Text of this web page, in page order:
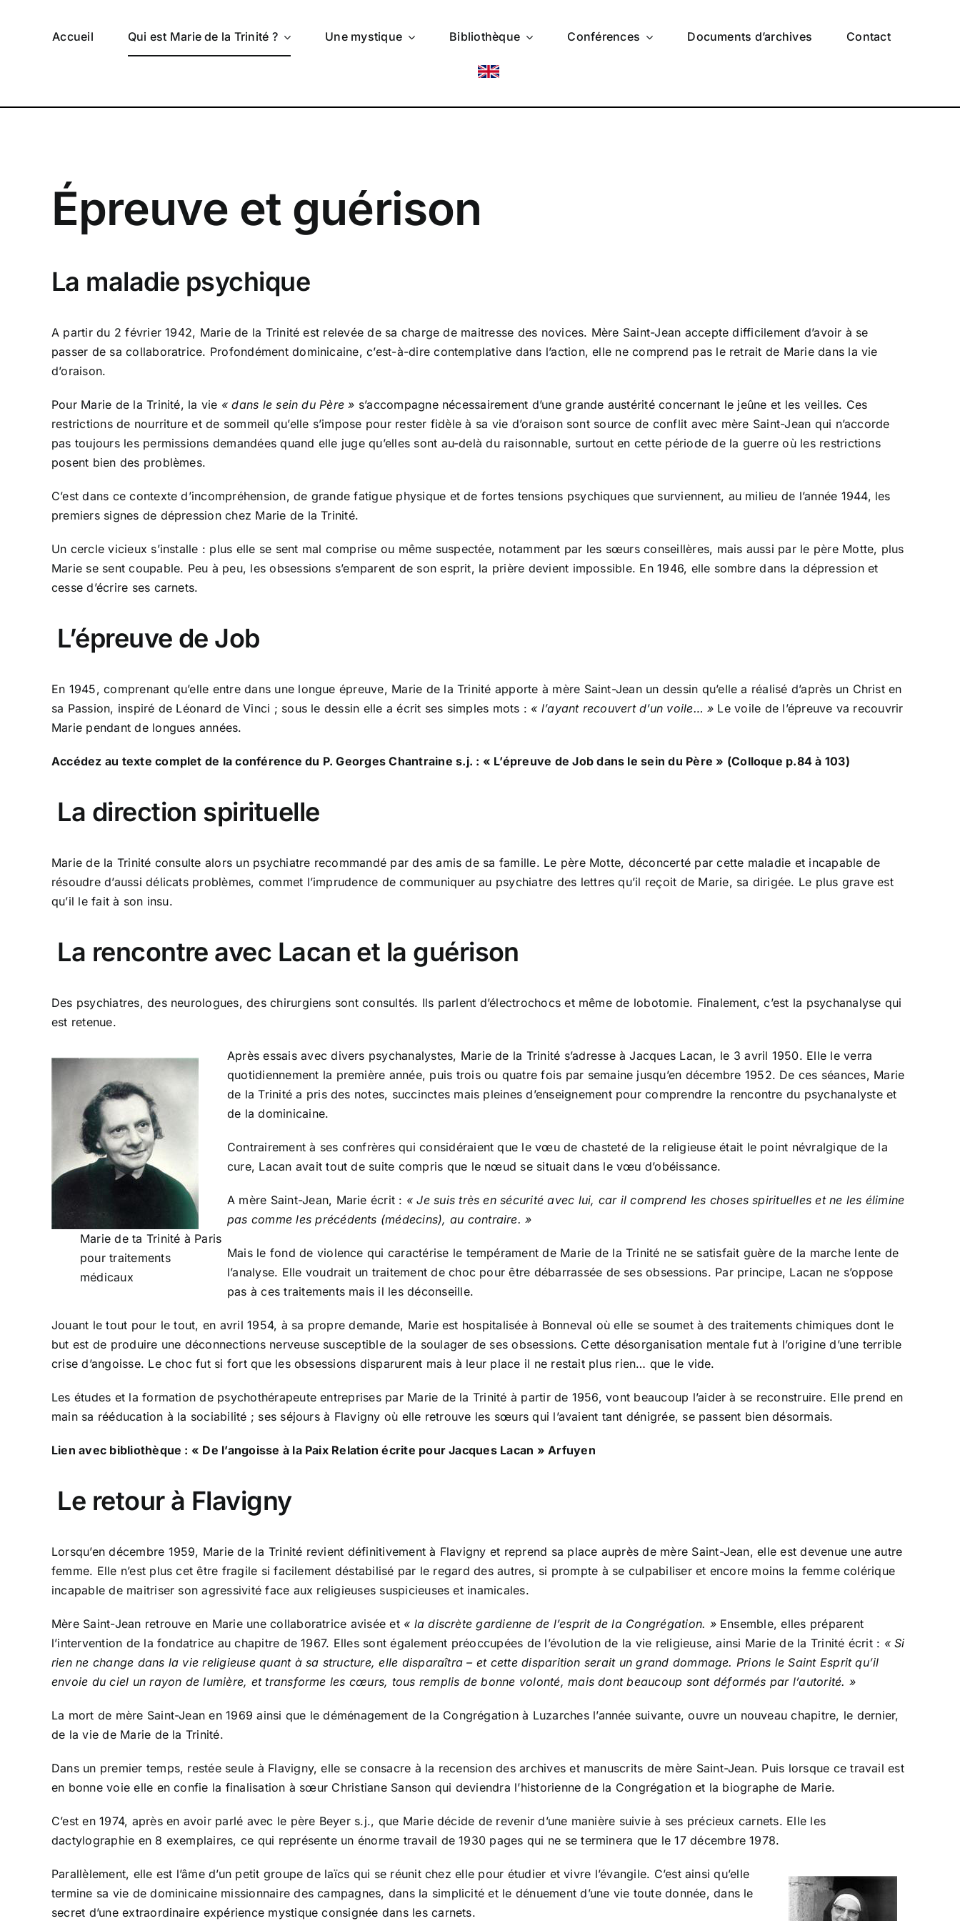
Accueil Qui est Marie de la Trinité ? Une mystique Bibliothèque Conférences Documents d’archives Contact
Épreuve et guérison
La maladie psychique
A partir du 2 février 1942, Marie de la Trinité est relevée de sa charge de maitresse des novices. Mère Saint-Jean accepte difficilement d’avoir à se
passer de sa collaboratrice. Profondément dominicaine, c’est-à-dire contemplative dans l’action, elle ne comprend pas le retrait de Marie dans la vie
d’oraison.
Pour Marie de la Trinité, la vie « dans le sein du Père » s’accompagne nécessairement d’une grande austérité concernant le jeûne et les veilles. Ces
restrictions de nourriture et de sommeil qu’elle s’impose pour rester fidèle à sa vie d’oraison sont source de conflit avec mère Saint-Jean qui n’accorde
pas toujours les permissions demandées quand elle juge qu’elles sont au-delà du raisonnable, surtout en cette période de la guerre où les restrictions
posent bien des problèmes.
C’est dans ce contexte d’incompréhension, de grande fatigue physique et de fortes tensions psychiques que surviennent, au milieu de l’année 1944, les
premiers signes de dépression chez Marie de la Trinité.
Un cercle vicieux s’installe : plus elle se sent mal comprise ou même suspectée, notamment par les sœurs conseillères, mais aussi par le père Motte, plus
Marie se sent coupable. Peu à peu, les obsessions s’emparent de son esprit, la prière devient impossible. En 1946, elle sombre dans la dépression et
cesse d’écrire ses carnets.
L’épreuve de Job
En 1945, comprenant qu’elle entre dans une longue épreuve, Marie de la Trinité apporte à mère Saint-Jean un dessin qu’elle a réalisé d’après un Christ en
sa Passion, inspiré de Léonard de Vinci ; sous le dessin elle a écrit ses simples mots : « l’ayant recouvert d’un voile… » Le voile de l’épreuve va recouvrir
Marie pendant de longues années.
Accédez au texte complet de la conférence du P. Georges Chantraine s.j. : « L’épreuve de Job dans le sein du Père » (Colloque p.84 à 103)
La direction spirituelle
Marie de la Trinité consulte alors un psychiatre recommandé par des amis de sa famille. Le père Motte, déconcerté par cette maladie et incapable de
résoudre d’aussi délicats problèmes, commet l’imprudence de communiquer au psychiatre des lettres qu’il reçoit de Marie, sa dirigée. Le plus grave est
qu’il le fait à son insu.
La rencontre avec Lacan et la guérison
Des psychiatres, des neurologues, des chirurgiens sont consultés. Ils parlent d’électrochocs et même de lobotomie. Finalement, c’est la psychanalyse qui
est retenue.
Marie de ta Trinité à Paris
pour traitements
médicaux
Après essais avec divers psychanalystes, Marie de la Trinité s’adresse à Jacques Lacan, le 3 avril 1950. Elle le verra
quotidiennement la première année, puis trois ou quatre fois par semaine jusqu’en décembre 1952. De ces séances, Marie
de la Trinité a pris des notes, succinctes mais pleines d’enseignement pour comprendre la rencontre du psychanalyste et
de la dominicaine.
Contrairement à ses confrères qui considéraient que le vœu de chasteté de la religieuse était le point névralgique de la
cure, Lacan avait tout de suite compris que le nœud se situait dans le vœu d’obéissance.
A mère Saint-Jean, Marie écrit : « Je suis très en sécurité avec lui, car il comprend les choses spirituelles et ne les élimine
pas comme les précédents (médecins), au contraire. »
Mais le fond de violence qui caractérise le tempérament de Marie de la Trinité ne se satisfait guère de la marche lente de
l’analyse. Elle voudrait un traitement de choc pour être débarrassée de ses obsessions. Par principe, Lacan ne s’oppose
pas à ces traitements mais il les déconseille.
Jouant le tout pour le tout, en avril 1954, à sa propre demande, Marie est hospitalisée à Bonneval où elle se soumet à des traitements chimiques dont le
but est de produire une déconnections nerveuse susceptible de la soulager de ses obsessions. Cette désorganisation mentale fut à l’origine d’une terrible
crise d’angoisse. Le choc fut si fort que les obsessions disparurent mais à leur place il ne restait plus rien… que le vide.
Les études et la formation de psychothérapeute entreprises par Marie de la Trinité à partir de 1956, vont beaucoup l’aider à se reconstruire. Elle prend en
main sa rééducation à la sociabilité ; ses séjours à Flavigny où elle retrouve les sœurs qui l’avaient tant dénigrée, se passent bien désormais.
Lien avec bibliothèque : « De l’angoisse à la Paix Relation écrite pour Jacques Lacan » Arfuyen
Le retour à Flavigny
Lorsqu’en décembre 1959, Marie de la Trinité revient définitivement à Flavigny et reprend sa place auprès de mère Saint-Jean, elle est devenue une autre
femme. Elle n’est plus cet être fragile si facilement déstabilisé par le regard des autres, si prompte à se culpabiliser et encore moins la femme colérique
incapable de maitriser son agressivité face aux religieuses suspicieuses et inamicales.
Mère Saint-Jean retrouve en Marie une collaboratrice avisée et « la discrète gardienne de l’esprit de la Congrégation. »Ensemble, elles préparent
l’intervention de la fondatrice au chapitre de 1967. Elles sont également préoccupées de l’évolution de la vie religieuse, ainsi Marie de la Trinité écrit : « Si
rien ne change dans la vie religieuse quant à sa structure, elle disparaîtra – et cette disparition serait un grand dommage. Prions le Saint Esprit qu’il
envoie du ciel un rayon de lumière, et transforme les cœurs, tous remplis de bonne volonté, mais dont beaucoup sont déformés par l’autorité. »
La mort de mère Saint-Jean en 1969 ainsi que le déménagement de la Congrégation à Luzarches l’année suivante, ouvre un nouveau chapitre, le dernier,
de la vie de Marie de la Trinité.
Dans un premier temps, restée seule à Flavigny, elle se consacre à la recension des archives et manuscrits de mère Saint-Jean. Puis lorsque ce travail est
en bonne voie elle en confie la finalisation à sœur Christiane Sanson qui deviendra l’historienne de la Congrégation et la biographe de Marie.
C’est en 1974, après en avoir parlé avec le père Beyer s.j., que Marie décide de revenir d’une manière suivie à ses précieux carnets. Elle les
dactylographie en 8 exemplaires, ce qui représente un énorme travail de 1930 pages qui ne se terminera que le 17 décembre 1978.
Parallèlement, elle est l’âme d’un petit groupe de laïcs qui se réunit chez elle pour étudier et vivre l’évangile. C’est ainsi qu’elle
termine sa vie de dominicaine missionnaire des campagnes, dans la simplicité et le dénuement d’une vie toute donnée, dans le
secret d’une extraordinaire expérience mystique consignée dans les carnets.